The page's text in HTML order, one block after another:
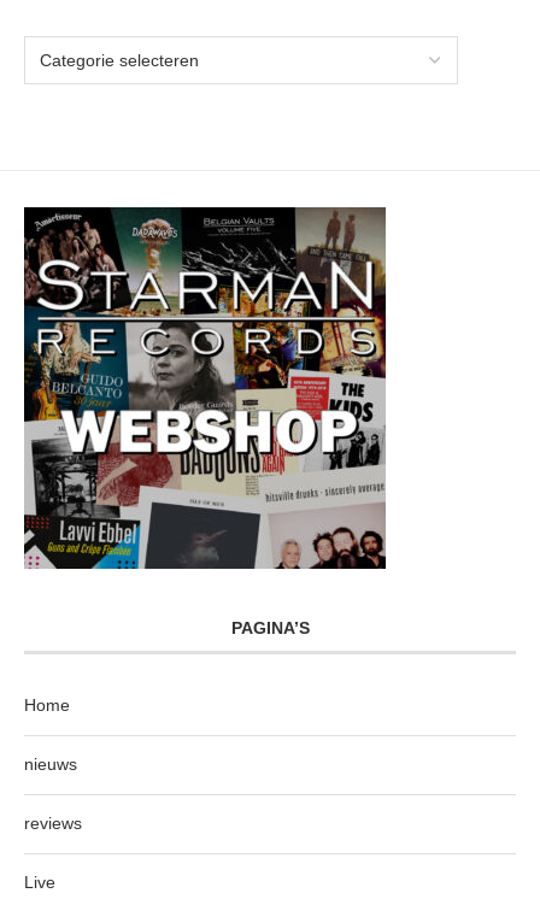
PAGINA’S
Home
nieuws
reviews
Live